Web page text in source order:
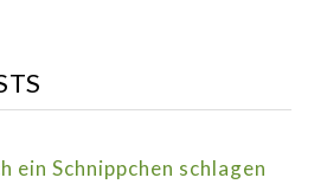
ein Schnippchen schlagen